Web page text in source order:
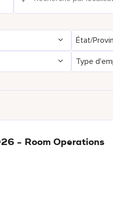
État/
Type
- Room Operations